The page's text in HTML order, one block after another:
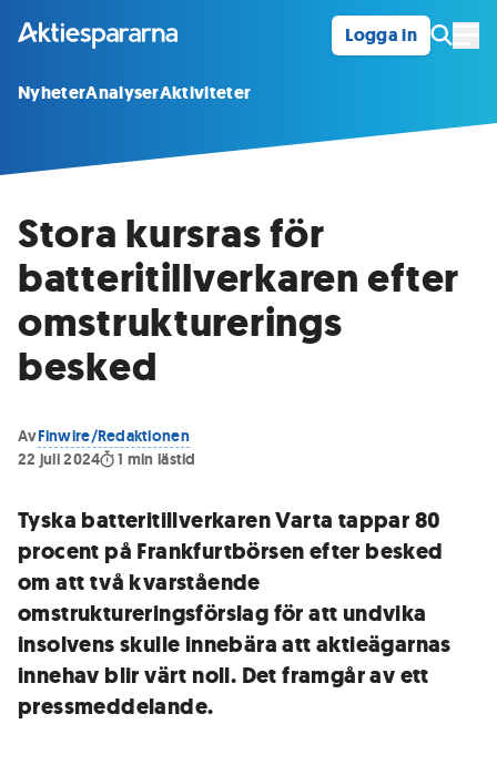
Logga in
NyheterAnalyserAktiviteter
Stora kursras för
batteritillverkaren efter
omstrukturerings
besked
AvFinwire/Redaktionen
22 juli 2024
1 min lästid
Tyska batteritillverkaren Varta tappar 80
procent på Frankfurtbörsen efter besked
om att två kvarstående
omstruktureringsförslag för att undvika
insolvens skulle innebära att aktieägarnas
innehav blir värt noll. Det framgår av ett
pressmeddelande.